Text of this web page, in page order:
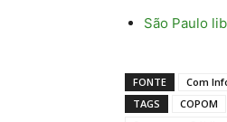
São Paulo
FONTE
Com
TAGS
COPOM